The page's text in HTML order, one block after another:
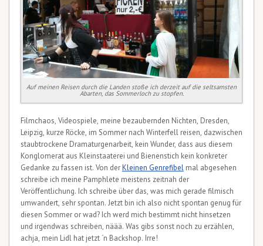
Auf meinen Reisen durch die Landen stoße ich derzeit auf die seltsamsten
Abarten, das Sommerloch zu stopfen.
Filmchaos, Videospiele, meine bezaubernden Nichten, Dresden,
Leipzig, kurze Röcke, im Sommer nach Winterfell reisen, dazwischen
staubtrockene Dramaturgenarbeit, kein Wunder, dass aus diesem
Konglomerat aus Kleinstaaterei und Bienenstich kein konkreter
Gedanke zu fassen ist. Von derKleinen Genrefibelmal abgesehen
schreibe ich meine Pamphlete meistens zeitnah der
Veröffentlichung. Ich schreibe über das, was mich gerade filmisch
umwandert, sehr spontan. Jetzt bin ich also nicht spontan genug für
diesen Sommer or wad? Ich werd mich bestimmt nicht hinsetzen
und irgendwas schreiben, näää. Was gibs sonst noch zu erzählen,
achja, mein Lidl hat jetzt ´n Backshop. Irre!